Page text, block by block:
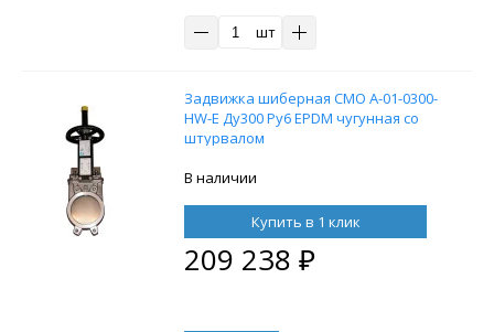
шт
Задвижка шиберная СМО A-01-0300-
HW-E Ду300 Ру6 EPDM чугунная со
штурвалом
В наличии
Купить в 1 клик
209 238 ₽